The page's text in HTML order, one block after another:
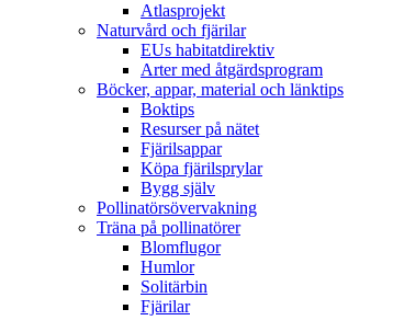
Atlasprojekt
Naturvård och fjärilar
EUs habitatdirektiv
Arter med åtgärdsprogram
Böcker, appar, material och länktips
Boktips
Resurser på nätet
Fjärilsappar
Köpa fjärilsprylar
Bygg själv
Pollinatörsövervakning
Träna på pollinatörer
Blomflugor
Humlor
Solitärbin
Fjärilar